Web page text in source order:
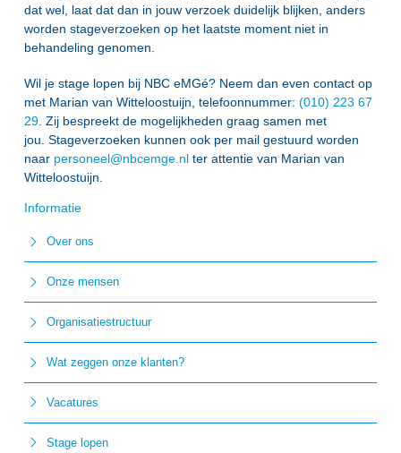
dat wel, laat dat dan in jouw verzoek duidelijk blijken, anders
worden stageverzoeken op het laatste moment niet in
behandeling genomen.
Wil je stage lopen bij NBC eMGé? Neem dan even contact op
met Marian van Witteloostuijn, telefoonnummer: (010) 223 67
29. Zij bespreekt de mogelijkheden graag samen met
jou. Stageverzoeken kunnen ook per mail gestuurd worden
naar personeel@nbcemge.nlter attentie van Marian van
Witteloostuijn.
Informatie
Over ons
Onze mensen
Organisatiestructuur
Wat zeggen onze klanten?
Vacatures
Stage lopen